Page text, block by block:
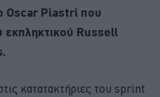
Oscar Piastri που
εκπληκτικού Russell
κατατακτήριες του sprint